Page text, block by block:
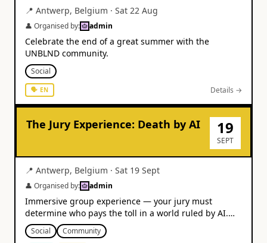
📍 Antwerp, Belgium · Sat 22 Aug
👤 Organised by: admin
Celebrate the end of a great summer with the
UNBLND community.
Social
🗣 EN Details →
The Jury Experience: Death by AI 19
SEPT
📍 Antwerp, Belgium · Sat 19 Sept
👤 Organised by: admin
Immersive group experience — your jury must
determine who pays the toll in a world ruled by AI.
From €31.
Social
Community